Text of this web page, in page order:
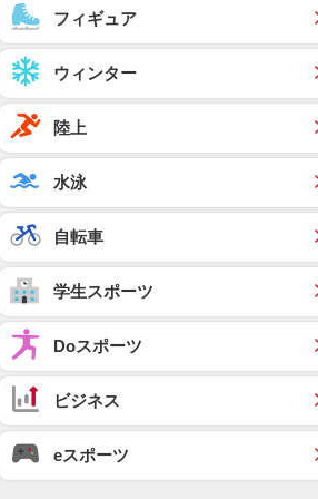
フィギュア
ウィンター
陸上
水泳
自転車
学生スポーツ
Doスポーツ
ビジネス
eスポーツ